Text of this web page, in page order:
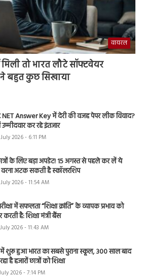
वायरल
तो भारत लौटे सॉफ्टवेयर
ने बहुत कुछ सिखाया
NET Answer Key में देरी की वजह पेपर लीक विवाद?
कर रहे इंतजार
2026 - 6:11 PM
के लिए बड़ा अपडेट! 15 अगस्त से पहले कर लें ये
अटक सकती है स्कॉलरशिप
2026 - 11:54 AM
में सफलता “शिक्षा क्रांति” के व्यापक प्रभाव को
करती है: शिक्षा मंत्री बैंस
2026 - 11:43 AM
में शुरू हुआ भारत का सबसे पुराना स्कूल, 300 साल बाद
है हजारों छात्रों को शिक्षा
2026 - 7:14 PM